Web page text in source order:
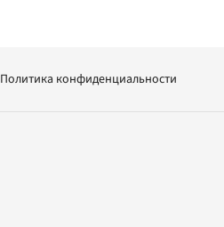
Политика конфиденциальности